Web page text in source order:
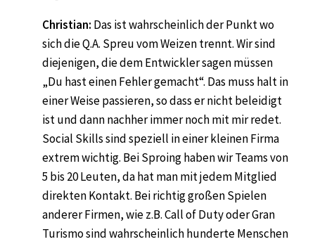
Christian: Das ist wahrscheinlich der Punkt wo
sich die Q.A. Spreu vom Weizen trennt. Wir sind
diejenigen, die dem Entwickler sagen müssen
„Du hast einen Fehler gemacht“. Das muss halt in
einer Weise passieren, so dass er nicht beleidigt
ist und dann nachher immer noch mit mir redet.
Social Skills sind speziell in einer kleinen Firma
extrem wichtig. Bei Sproing haben wir Teams von
5 bis 20 Leuten, da hat man mit jedem Mitglied
direkten Kontakt. Bei richtig großen Spielen
anderer Firmen, wie z.B. Call of Duty oder Gran
Turismo sind wahrscheinlich hunderte Menschen